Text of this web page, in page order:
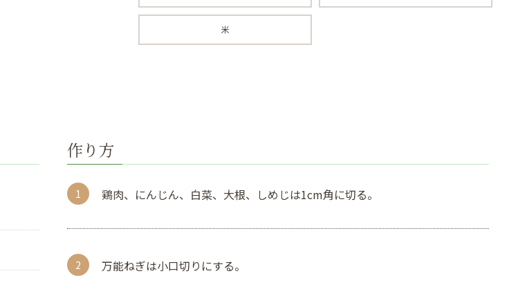
米
作り方
鶏肉、にんじん、白菜、大根、しめじは1cm角に切る。
万能ねぎは小口切りにする。